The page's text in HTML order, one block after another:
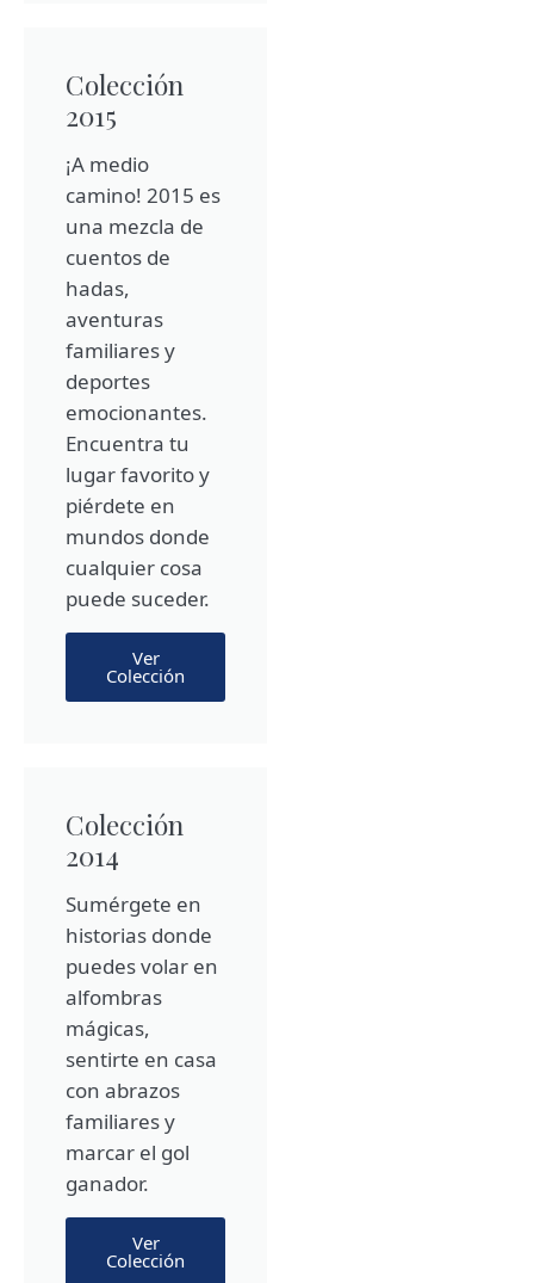
Colección
2015
¡A medio
camino! 2015 es
una mezcla de
cuentos de
hadas,
aventuras
familiares y
deportes
emocionantes.
Encuentra tu
lugar favorito y
piérdete en
mundos donde
cualquier cosa
puede suceder.
Ver
Colección
Colección
2014
Sumérgete en
historias donde
puedes volar en
alfombras
mágicas,
sentirte en casa
con abrazos
familiares y
marcar el gol
ganador.
Ver
Colección